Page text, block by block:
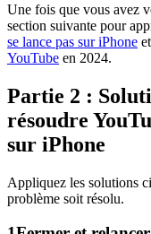
Une fois que vous avez
section suivante pour
se lance pas sur iPhone et
YouTube en 2024.
Partie 2 :
résoudre
sur iPhone
Appliquez les solutions
problème soit résolu.